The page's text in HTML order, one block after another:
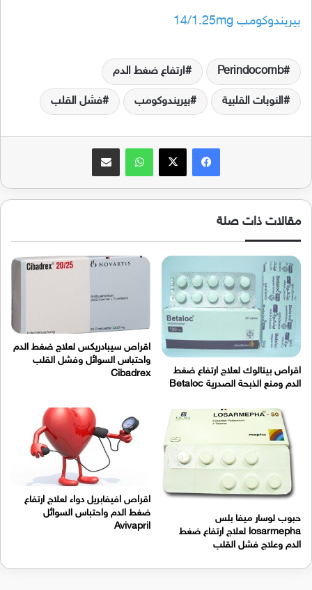
بيريندوكومب 14/1.25mg
Perindocomb ارتفاع ضغط الدم
النوبات القلبية بيريندوكومب فشل القلب
فيسبوك واتساب
مقالات ذات صلة
اقراص بيتالوك لعلاج ارتفاع ضغط
الدم ومنع الذبحة الصدرية Betaloc
اقراص سيبادريكس لعلاج ضغط الدم
واحتباس السوائل وفشل القلب
Cibadrex
حبوب لوسار ميفا بلس
losarmepha لعلاج ارتفاع ضغط
الدم وعلاج فشل القلب
اقراص افيفابريل دواء لعلاج ارتفاع
ضغط الدم واحتباس السوائل
Avivapril